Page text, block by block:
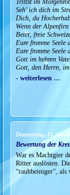
Seh’ ich dich im
Dich, du
Wenn der Alpenfirn
Betet, freie
Eure fromme Seele
Eure fromme Seele
Gott im hehren
Gott, den Herrn, im
- weiterlesen …
Donnerstag, 15.
Bewertung der
War es Machtgier
Ritter auslösten.
“rauhbeiniger”, als